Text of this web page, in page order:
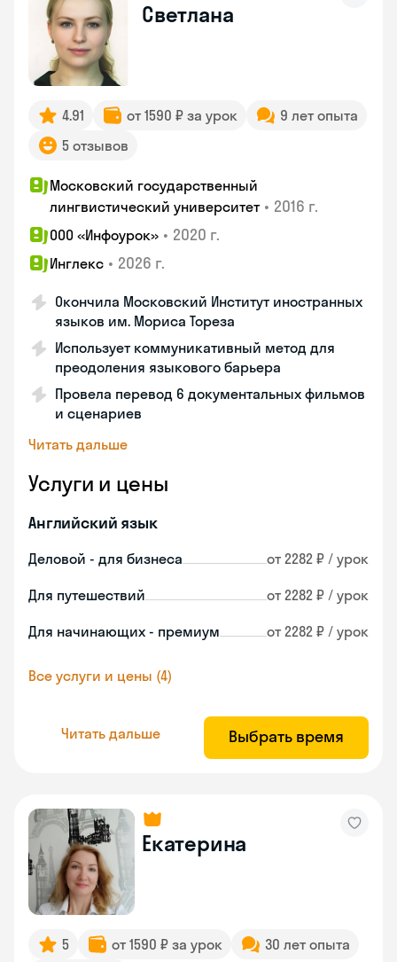
Светлана
4.91 от 1590 ₽ за урок
9 лет опыта
5 отзывов
Московский государственный
лингвистический университет • 2016 г.
ООО «Инфоурок» • 2020 г.
Инглекс • 2026 г.
Окончила Московский Институт иностранных
языков им. Мориса Тореза
Использует коммуникативный метод для
преодоления языкового барьера
Провела перевод 6 документальных фильмов
и сценариев
Читать дальше
Услуги и цены
Английский язык
Деловой - для бизнеса от 2282 ₽ / урок
Для путешествий от 2282 ₽ / урок
Для начинающих - премиум от 2282 ₽ / урок
Все услуги и цены (4)
Читать дальше Выбрать время
Екатерина
5 от 1590 ₽ за урок
30 лет опыта